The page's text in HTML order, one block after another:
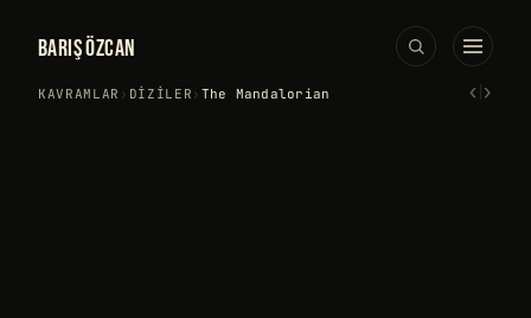
BARIŞ ÖZCAN
KAVRAMLAR › DIZILER › The Mandalorian ‹›